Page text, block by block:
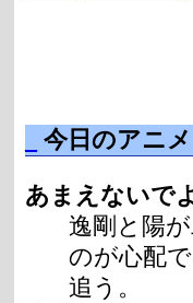
今日のアニメ
あまえないで
逸剛と陽
のが心配
追う。